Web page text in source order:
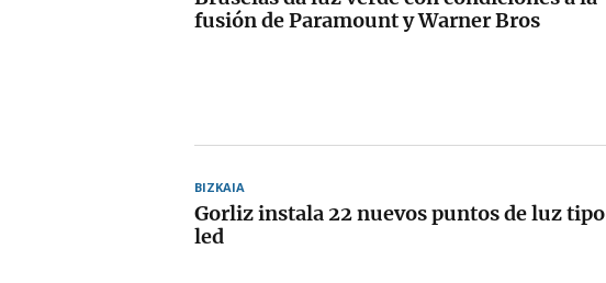
fusión de Paramount y Warner Bros
BIZKAIA
Gorliz instala 22 nuevos puntos de luz tipo
led